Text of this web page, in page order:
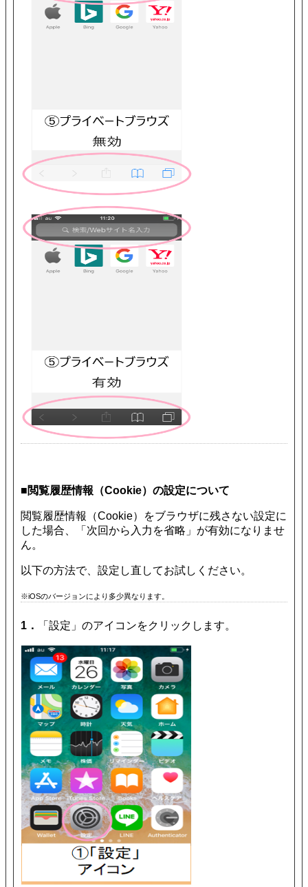
■閲覧履歴情報（Cookie）の設定について
閲覧履歴情報（Cookie）をブラウザに残さない設定に
した場合、「次回から入力を省略」が有効になりませ
ん。
以下の方法で、設定し直してお試しください。
※iOSのバージョンにより多少異なります。
1． 「設定」のアイコンをクリックします。